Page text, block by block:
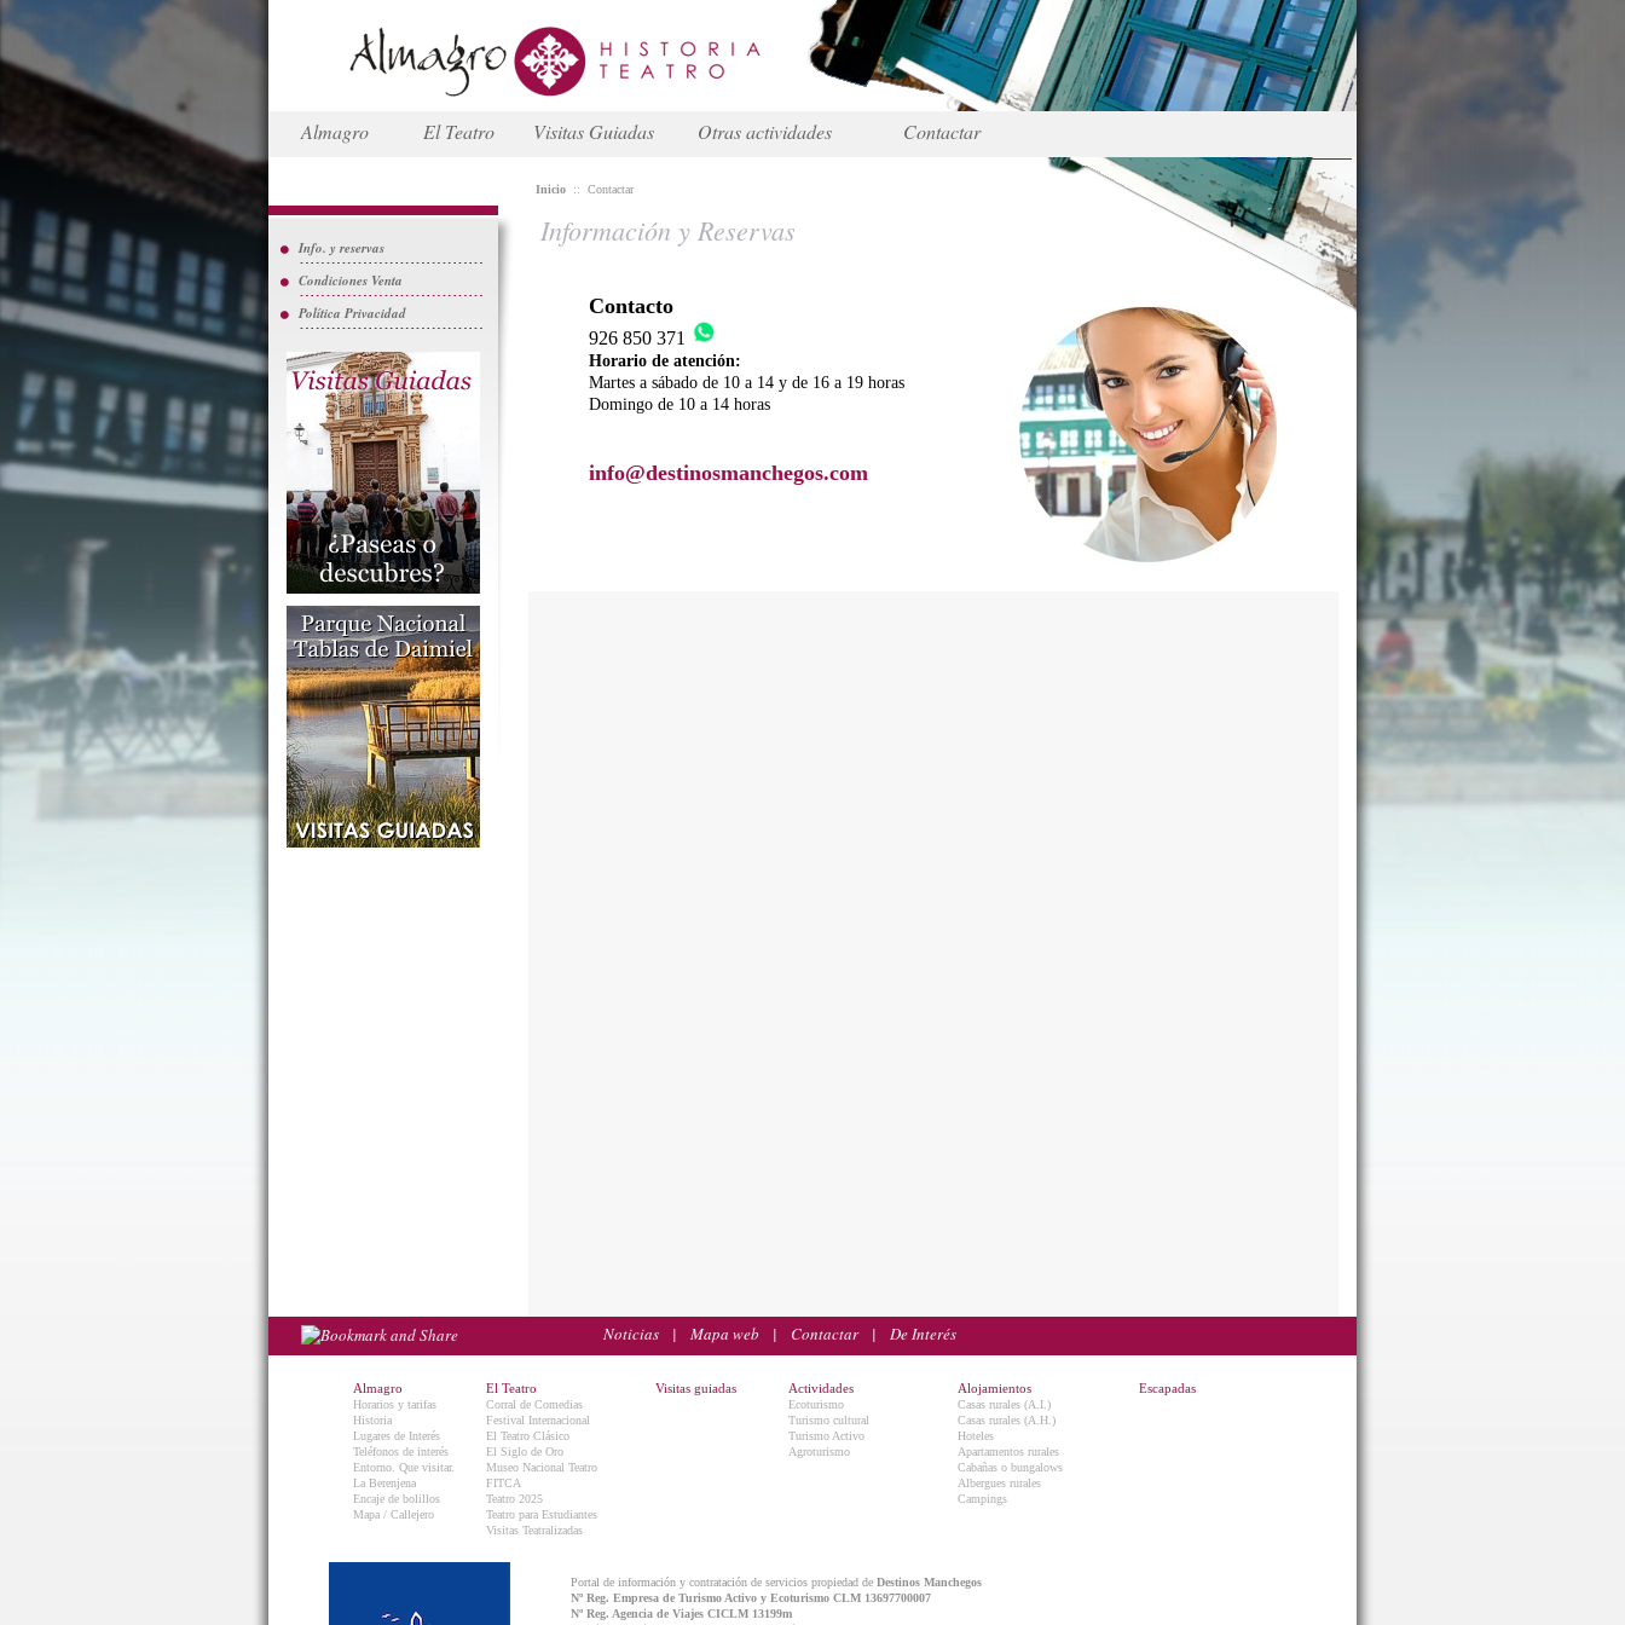
Almagro El Teatro Visitas Guiadas Otras actividades Contactar
Info. y reservas
Condiciones Venta
Política Privacidad
Inicio :: Contactar
Información y Reservas
Contacto
926 850 371
Horario de atención:
Martes a sábado de 10 a 14 y de 16 a 19 horas
Domingo de 10 a 14 horas
info@destinosmanchegos.com
Noticias | Mapa web | Contactar| De Interés
Almagro
Horarios y tarifas
Historia
Lugares de Interés
Teléfonos de interés
Entorno. Que visitar.
La Berenjena
Encaje de bolillos
Mapa / Callejero
El Teatro
Corral de Comedias
Festival Internacional
El Teatro Clásico
El Siglo de Oro
Museo Nacional Teatro
FITCA
Teatro 2025
Teatro para Estudiantes
Visitas Teatralizadas
Visitas guiadas Actividades
Ecoturismo
Turismo cultural
Turismo Activo
Agroturismo
Alojamientos
Casas rurales (A.I.)
Casas rurales (A.H.)
Hoteles
Apartamentos rurales
Cabañas o bungalows
Albergues rurales
Campings
Escapadas
Portal de información y contratación de servicios propiedad de Destinos Manchegos
Nº Reg. Empresa de Turismo Activo y Ecoturismo CLM 13697700007
Nº Reg. Agencia de Viajes CICLM 13199m